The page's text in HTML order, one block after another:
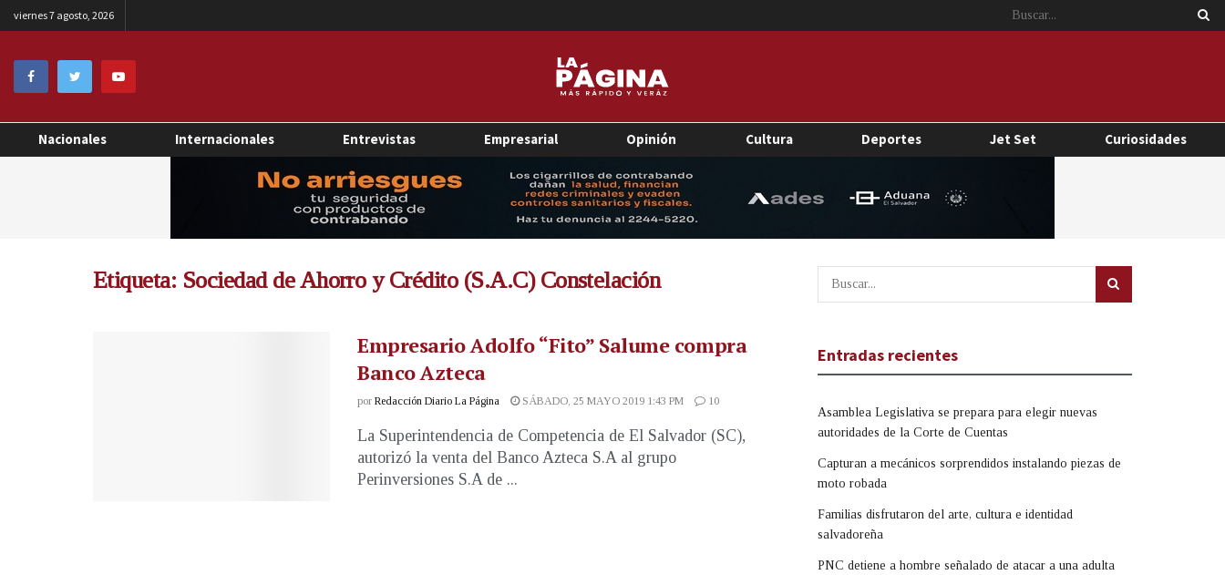
viernes 7 agosto, 2026
Nacionales Internacionales Entrevistas Empresarial Opinión Cultura Deportes Jet Set Curiosidades
Etiqueta: Sociedad de Ahorro y Crédito (S.A.C) Constelación
Empresario Adolfo “Fito” Salume compra
Banco Azteca
por Redacción Diario La Página SÁBADO, 25 MAYO 2019 1:43 PM 10
La Superintendencia de Competencia de El Salvador (SC),
autorizó la venta del Banco Azteca S.A al grupo
Perinversiones S.A de ...
Entradas recientes
Asamblea Legislativa se prepara para elegir nuevas
autoridades de la Corte de Cuentas
Capturan a mecánicos sorprendidos instalando piezas de
moto robada
Familias disfrutaron del arte, cultura e identidad
salvadoreña
PNC detiene a hombre señalado de atacar a una adulta